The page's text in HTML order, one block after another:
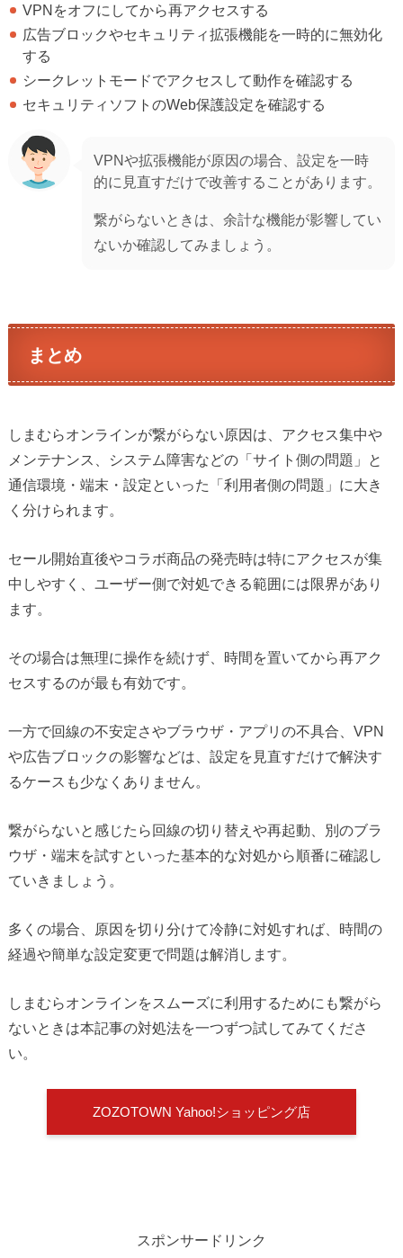
VPNをオフにしてから再アクセスする
広告ブロックやセキュリティ拡張機能を一時的に無効化
する
シークレットモードでアクセスして動作を確認する
セキュリティソフトのWeb保護設定を確認する
VPNや拡張機能が原因の場合、設定を一時
的に見直すだけで改善することがあります。
繋がらないときは、余計な機能が影響してい
ないか確認してみましょう。
まとめ
しまむらオンラインが繋がらない原因は、アクセス集中や
メンテナンス、システム障害などの「サイト側の問題」と
通信環境・端末・設定といった「利用者側の問題」に大き
く分けられます。
セール開始直後やコラボ商品の発売時は特にアクセスが集
中しやすく、ユーザー側で対処できる範囲には限界があり
ます。
その場合は無理に操作を続けず、時間を置いてから再アク
セスするのが最も有効です。
一方で回線の不安定さやブラウザ・アプリの不具合、VPN
や広告ブロックの影響などは、設定を見直すだけで解決す
るケースも少なくありません。
繋がらないと感じたら回線の切り替えや再起動、別のブラ
ウザ・端末を試すといった基本的な対処から順番に確認し
ていきましょう。
多くの場合、原因を切り分けて冷静に対処すれば、時間の
経過や簡単な設定変更で問題は解消します。
しまむらオンラインをスムーズに利用するためにも繋がら
ないときは本記事の対処法を一つずつ試してみてくださ
い。
ZOZOTOWN Yahoo!ショッピング店
スポンサードリンク